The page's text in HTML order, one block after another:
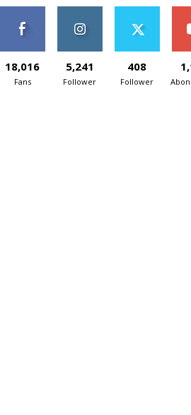
18,016
Fans
5,241
Follower
408
Follower